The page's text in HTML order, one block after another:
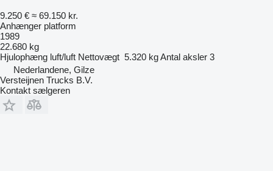
9.250 € ≈ 69.150 kr.
Anhænger platform
1989
22.680 kg
Hjulophæng luft/luft Nettovægt 5.320 kgAntal aksler 3
Nederlandene, Gilze
Versteijnen Trucks B.V.
Kontakt sælgeren